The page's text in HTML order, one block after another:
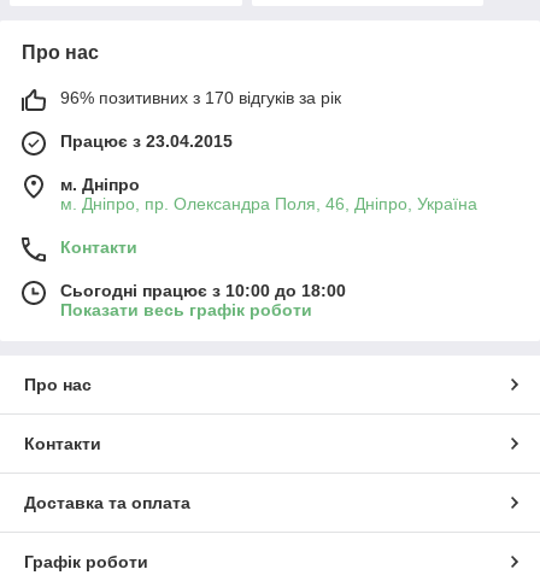
Про нас
96% позитивних з 170 відгуків за рік
Працює з 23.04.2015
м. Дніпро
м. Дніпро, пр. Олександра Поля, 46, Дніпро, Україна
Контакти
Сьогодні працює з 10:00 до 18:00
Показати весь графік роботи
Про нас
Контакти
Доставка та оплата
Графік роботи